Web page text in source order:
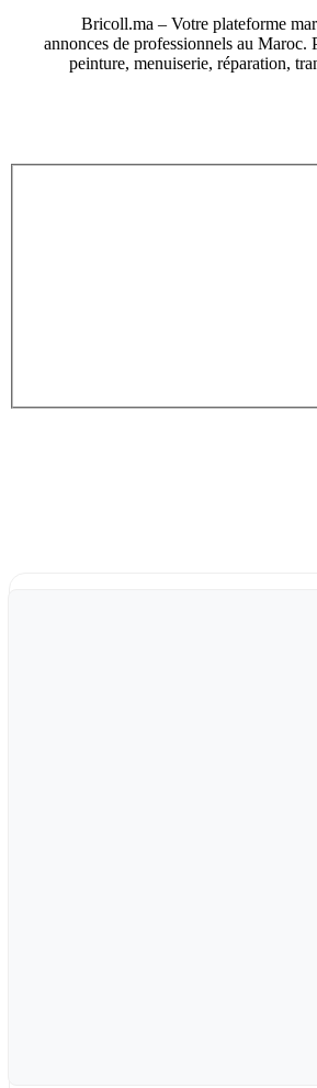
Bricoll.ma – Votre plateforme
annonces de professionnels au Maroc.
peinture, menuiserie, réparation,